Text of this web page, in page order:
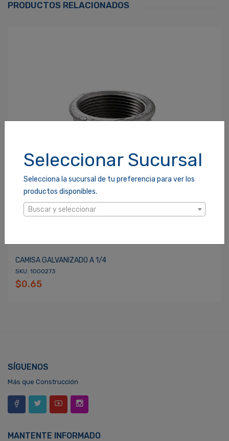
Seleccionar Sucursal
Selecciona la sucursal de tu preferencia para ver los
productos disponibles.
Buscar y seleccionar
Recordarme ACCEDER
PRODUCTOS RELACIONADOS
CAMISA GALVANIZADO A 1/4
SKU: 1000273
$0.65
SÍGUENOS
Más que Construcción
MANTENTE INFORMADO